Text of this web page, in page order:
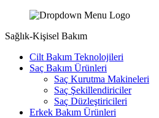
Sağlık-Kişisel Bakım
Cilt Bakım Teknolojileri
Saç Bakım Ürünleri
Saç Kurutma Makineleri
Saç Şekillendiriciler
Saç Düzleştiricileri
Erkek Bakım Ürünleri